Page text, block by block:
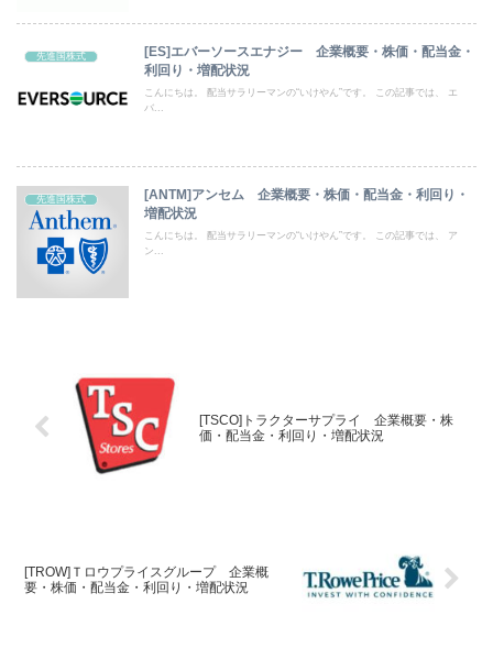
先進国株式
[ES]エバーソースエナジー 企業概要・株価・配当金・
利回り・増配状況
こんにちは。 配当サラリーマンの“いけやん”です。 この記事では、 エ
バ...
先進国株式
[ANTM]アンセム 企業概要・株価・配当金・利回り・
増配状況
こんにちは。 配当サラリーマンの“いけやん”です。 この記事では、 ア
ン...
[TSCO]トラクターサプライ 企業概要・株
価・配当金・利回り・増配状況
[TROW]Ｔロウプライスグループ 企業概
要・株価・配当金・利回り・増配状況